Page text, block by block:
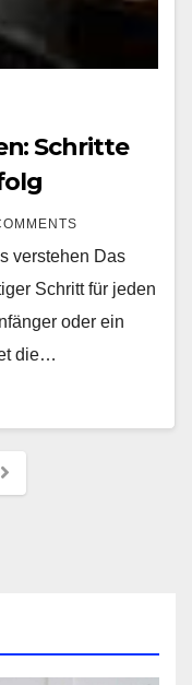
Schritte
verstehen Das
Schritt für jeden
oder ein
die…